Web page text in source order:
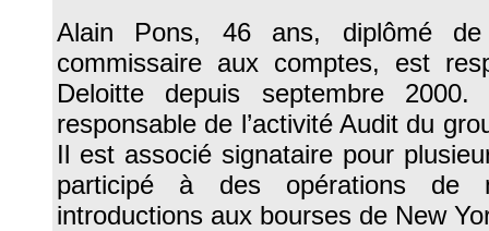
Alain Pons, 46 ans, diplômé de
commissaire aux comptes, est
Deloitte depuis septembre
responsable de l’activité Audit du
Il est associé signataire pour
participé à des opérations de
introductions aux bourses de New